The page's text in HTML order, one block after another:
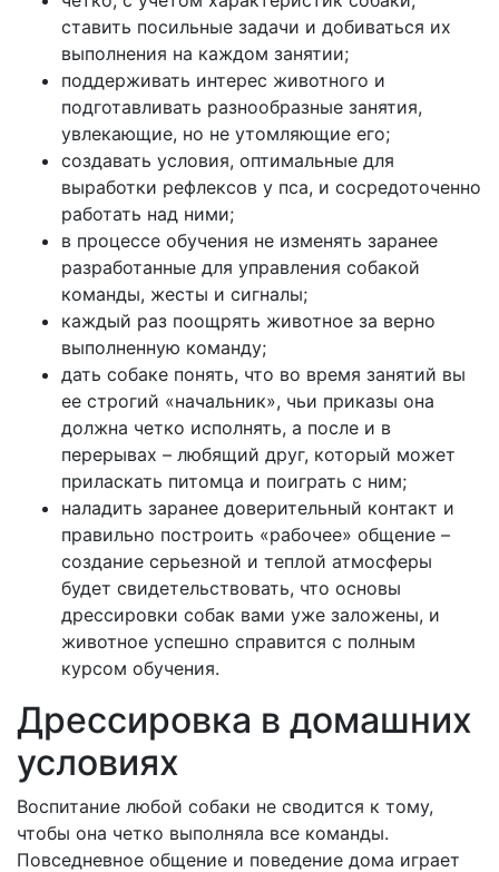
ставить посильные задачи и добиваться их
выполнения на каждом занятии;
поддерживать интерес животного и
подготавливать разнообразные занятия,
увлекающие, но не утомляющие его;
создавать условия, оптимальные для
выработки рефлексов у пса, и сосредоточенно
работать над ними;
в процессе обучения не изменять заранее
разработанные для управления собакой
команды, жесты и сигналы;
каждый раз поощрять животное за верно
выполненную команду;
дать собаке понять, что во время занятий вы
ее строгий «начальник», чьи приказы она
должна четко исполнять, а после и в
перерывах – любящий друг, который может
приласкать питомца и поиграть с ним;
наладить заранее доверительный контакт и
правильно построить «рабочее» общение –
создание серьезной и теплой атмосферы
будет свидетельствовать, что основы
дрессировки собак вами уже заложены, и
животное успешно справится с полным
курсом обучения.
Дрессировка в домашних
условиях
Воспитание любой собаки не сводится к тому,
чтобы она четко выполняла все команды.
Повседневное общение и поведение дома играет